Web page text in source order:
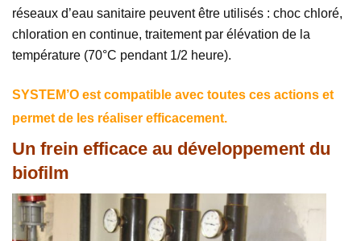
réseaux d’eau sanitaire peuvent être utilisés : choc chloré,
chloration en continue, traitement par élévation de la
température (70°C pendant 1/2 heure).
SYSTEM’O est compatible avec toutes ces actions et
permet de les réaliser efficacement.
Un frein efficace au développement du
biofilm